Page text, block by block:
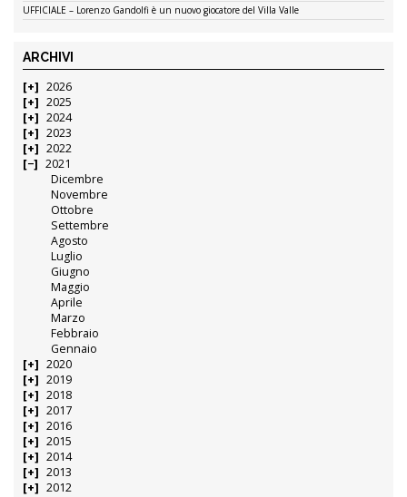
UFFICIALE – Lorenzo Gandolfi è un nuovo giocatore del Villa Valle
ARCHIVI
2026
2025
2024
2023
2022
2021
Dicembre
Novembre
Ottobre
Settembre
Agosto
Luglio
Giugno
Maggio
Aprile
Marzo
Febbraio
Gennaio
2020
2019
2018
2017
2016
2015
2014
2013
2012